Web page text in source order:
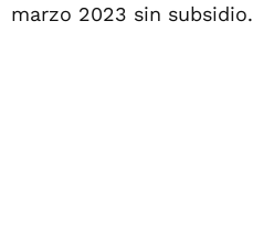
marzo 2023 sin subsidio.